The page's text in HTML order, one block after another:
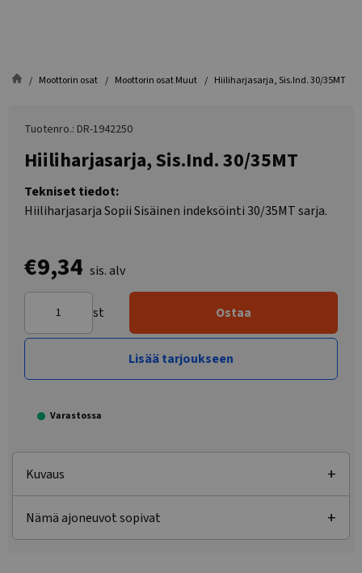
Moottorin osat Moottorin osat Muut Hiiliharjasarja, Sis.Ind. 30/35MT
Tuotenro.: DR-1942250
Hiiliharjasarja, Sis.Ind. 30/35MT
Tekniset tiedot:
Hiiliharjasarja Sopii Sisäinen indeksöinti 30/35MT sarja.
€9,34 sis. alv
st Ostaa
Lisää tarjoukseen
Varastossa
Kuvaus
Nämä ajoneuvot sopivat